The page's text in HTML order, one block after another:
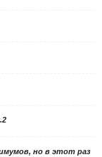
но в этот раз